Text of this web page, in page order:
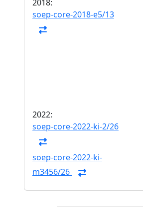
2018:
soep-core-2018-e5/13
2022:
soep-core-2022-ki-2/26
soep-core-2022-ki-
m3456/26